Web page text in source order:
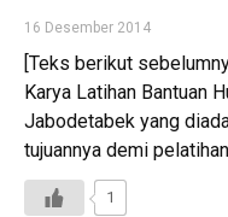
16 Desember 2014
[Teks berikut
Karya Latihan Bantuan
Jabodetabek yang
tujuannya demi
1